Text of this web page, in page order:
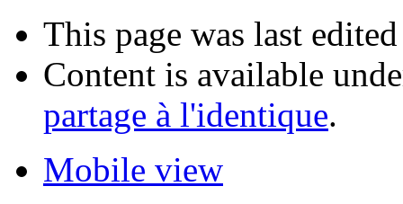
This page was last
Content is available
partage à l'identique.
Mobile view